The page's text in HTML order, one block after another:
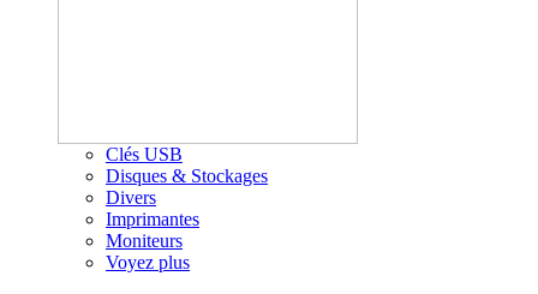
Clés USB
Disques & Stockages
Divers
Imprimantes
Moniteurs
Voyez plus